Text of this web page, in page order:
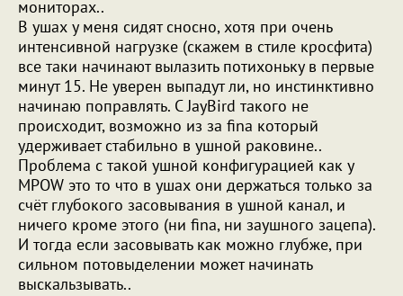
мониторах..
В ушах у меня сидят сносно, хотя при очень
интенсивной нагрузке (скажем в стиле кросфита)
все таки начинают вылазить потихоньку в первые
минут 15. Не уверен выпадут ли, но инстинктивно
начинаю поправлять. С JayBird такого не
происходит, возможно из за finа который
удерживает стабильно в ушной раковине..
Проблема с такой ушной конфигурацией как у
MPOW это то что в ушах они держаться только за
счёт глубокого засовывания в ушной канал, и
ничего кроме этого (ни finа, ни заушного зацепа).
И тогда если засовывать как можно глубже, при
сильном потовыделении может начинать
выскальзывать..